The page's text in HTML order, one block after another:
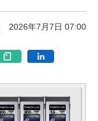
2026年7月7日 07:00